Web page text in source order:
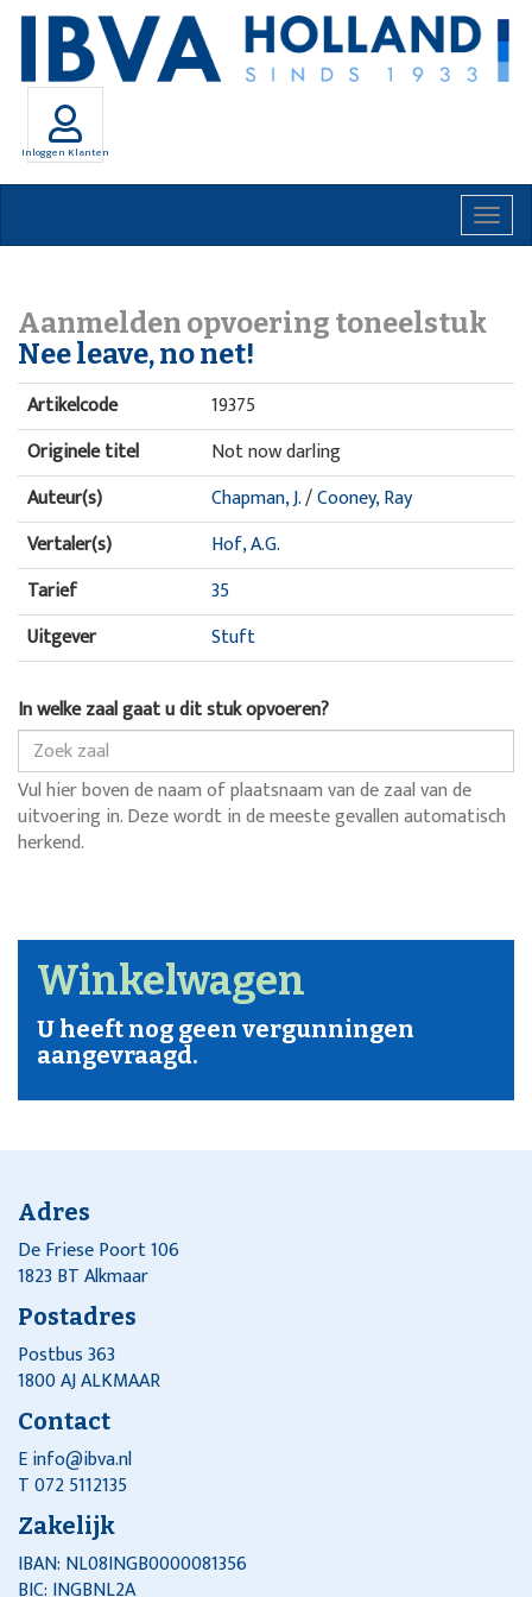
Inloggen Klanten
Aanmelden opvoering toneelstuk
Nee leave, no net!
Artikelcode
19375
Originele titel
Not now darling
Auteur(s)
Chapman, J./Cooney, Ray
Vertaler(s)
Hof, A.G.
Tarief
35
Uitgever
Stuft
In welke zaal gaat u dit stuk opvoeren?
Vul hier boven de naam of plaatsnaam van de zaal van de
uitvoering in. Deze wordt in de meeste gevallen automatisch
herkend.
Winkelwagen
U heeft nog geen vergunningen
aangevraagd.
Adres
De Friese Poort 106
1823 BT Alkmaar
Postadres
Postbus 363
1800 AJ ALKMAAR
Contact
Einfo@ibva.nl
T 072 5112135
Zakelijk
IBAN: NL08INGB0000081356